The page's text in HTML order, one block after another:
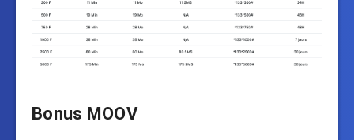
Bonus MOOV